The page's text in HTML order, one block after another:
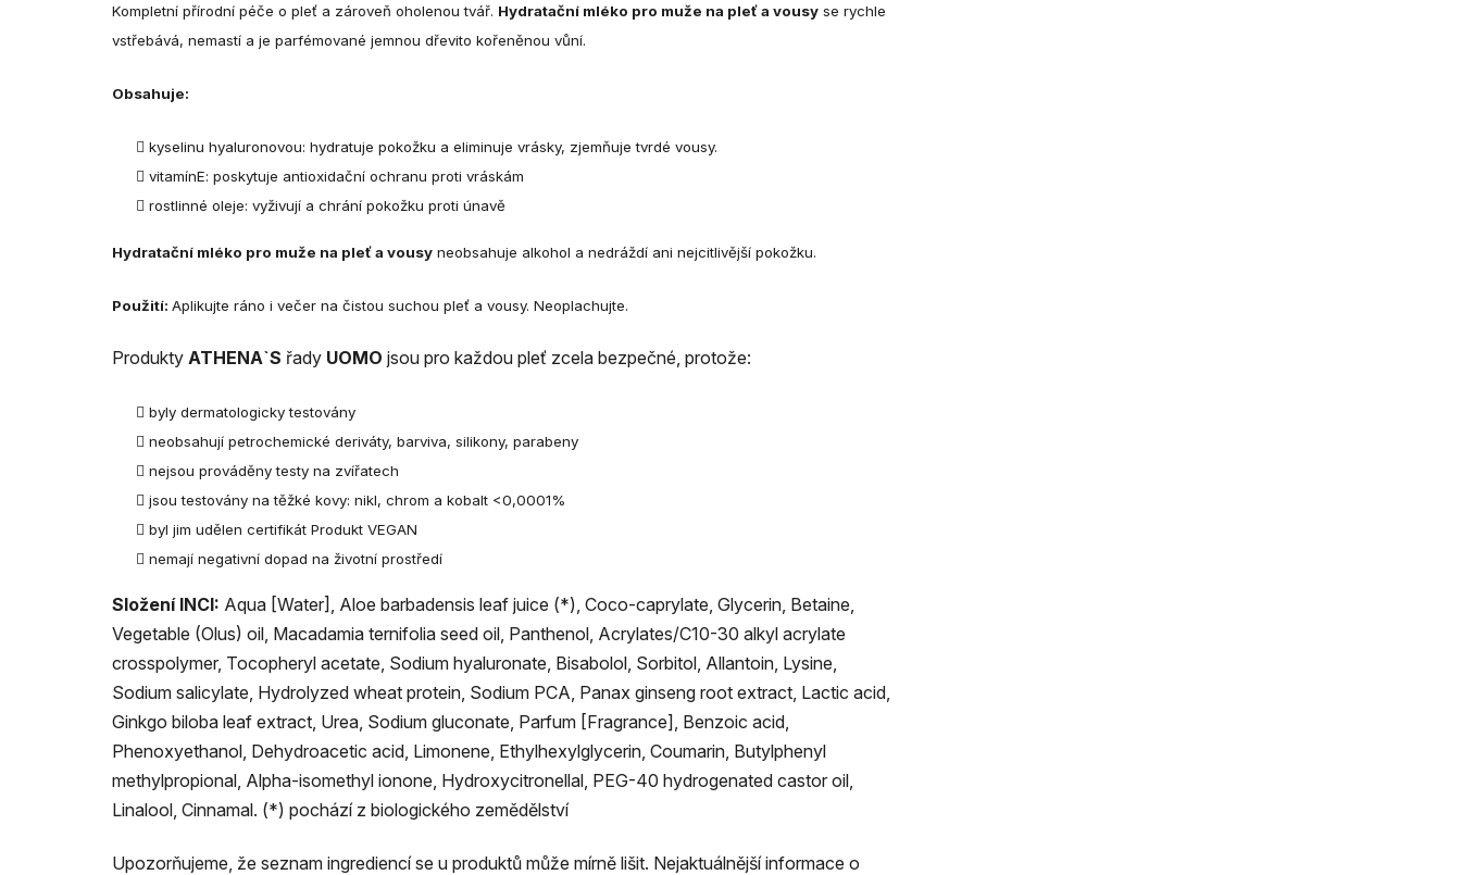
Kompletní přírodní péče o pleť a zároveň oholenou tvář. Hydratační mléko pro muže na pleť a vousy se rychle
vstřebává, nemastí a je parfémované jemnou dřevito kořeněnou vůní.
Obsahuje:
kyselinu hyaluronovou: hydratuje pokožku a eliminuje vrásky, zjemňuje tvrdé vousy.
vitamínE: poskytuje antioxidační ochranu proti vráskám
rostlinné oleje: vyživují a chrání pokožku proti únavě
Hydratační mléko pro muže na pleť a vousy neobsahuje alkohol a nedráždí ani nejcitlivější pokožku.
Použití: Aplikujte ráno i večer na čistou suchou pleť a vousy. Neoplachujte.
Produkty ATHENA`S řady UOMO jsou pro každou pleť zcela bezpečné, protože:
byly dermatologicky testovány
neobsahují petrochemické deriváty, barviva, silikony, parabeny
nejsou prováděny testy na zvířatech
jsou testovány na těžké kovy: nikl, chrom a kobalt <0,0001%
byl jim udělen certifikát Produkt VEGAN
nemají negativní dopad na životní prostředí
Složení INCI: Aqua [Water], Aloe barbadensis leaf juice (*), Coco-caprylate, Glycerin, Betaine,
Vegetable (Olus) oil, Macadamia ternifolia seed oil, Panthenol, Acrylates/C10-30 alkyl acrylate
crosspolymer, Tocopheryl acetate, Sodium hyaluronate, Bisabolol, Sorbitol, Allantoin, Lysine,
Sodium salicylate, Hydrolyzed wheat protein, Sodium PCA, Panax ginseng root extract, Lactic acid,
Ginkgo biloba leaf extract, Urea, Sodium gluconate, Parfum [Fragrance], Benzoic acid,
Phenoxyethanol, Dehydroacetic acid, Limonene, Ethylhexylglycerin, Coumarin, Butylphenyl
methylpropional, Alpha-isomethyl ionone, Hydroxycitronellal, PEG-40 hydrogenated castor oil,
Linalool, Cinnamal. (*) pochází z biologického zemědělství
Upozorňujeme, že seznam ingrediencí se u produktů může mírně lišit. Nejaktuálnější informace o